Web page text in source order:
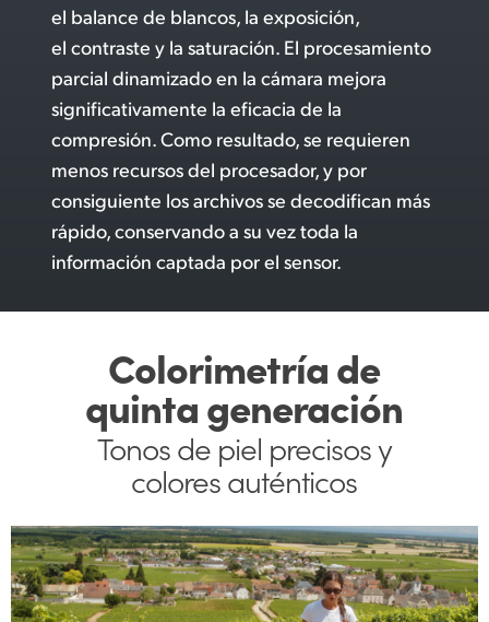
el balance de blancos, la exposición,
el contraste y la saturación. El procesamiento
parcial dinamizado en la cámara mejora
significativamente la eficacia de la
compresión. Como resultado, se requieren
menos recursos del procesador, y por
consiguiente los archivos se decodifican más
rápido, conservando a su vez toda la
información captada por el sensor.
Colorimetría de
quinta generación
Tonos de piel precisosy
colores auténticos